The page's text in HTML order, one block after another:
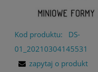
Kod produktu:
DS-
01_20210304145531
zapytaj o produkt